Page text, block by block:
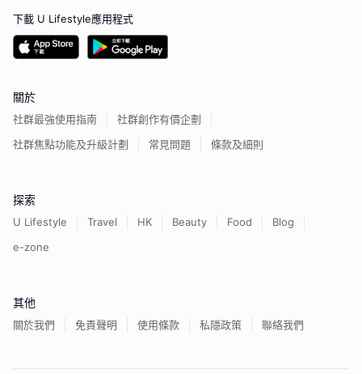
下載 U Lifestyle應用程式
關於
社群最強使用指南
社群創作有價企劃
社群焦點功能及升級計劃
常見問題 條款及細則
探索
U Lifestyle Travel HK Beauty Food
Blog
e-zone
其他
關於我們 免責聲明 使用條款 私隱政策 聯絡我們